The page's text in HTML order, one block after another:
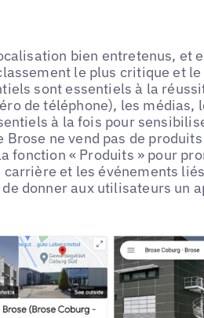
bien entretenus, et
le plus critique et
sont essentiels à la
de téléphone), les médias,
à la fois pour
Brose ne vend pas de
fonction « Produits » pour
et les événements
donner aux utilisateurs un